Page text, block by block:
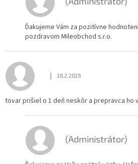
Ďakujeme Vám za pozitívne
pozdravom Mileobchod s.r.o.
Hodnotenie obchodu je 1 z 5
| 10.2.2025
tovar prišiel o 1 deň neskôr a prepravca ho
(Administrátor)